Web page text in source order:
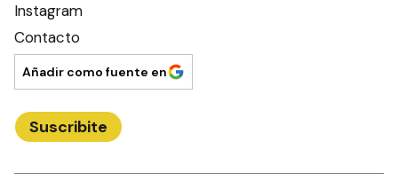
Instagram
Contacto
Añadir como fuente en
Suscribite